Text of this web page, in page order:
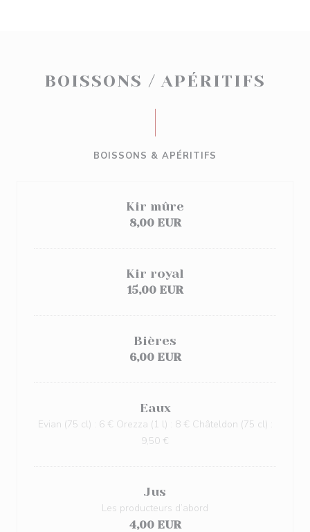
BOISSONS / APÉRITIFS
BOISSONS & APÉRITIFS
Kir mûre
8,00 EUR
Kir royal
15,00 EUR
Bières
6,00 EUR
Eaux
Evian (75 cl) : 6 € Orezza (1 l) : 8 € Châteldon (75 cl) :
9,50 €
Jus
Les producteurs d’abord
4,00 EUR